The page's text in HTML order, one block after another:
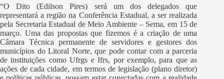
“O Dito (Edilson Pires) será um dos delegados que
representará a região na Conferência Estadual, a ser realizada
pela Secretaria Estadual de Meio Ambiente – Sema, em 15 de
março. Uma das propostas que fizemos é a criação de uma
Câmara Técnica permanente de servidores e gestores dos
municípios do Litoral Norte, que pode contar com a parceria
de instituições como Ufrgs e Ifrs, por exemplo, para que as
ações de cada cidade, em termos de legislação (plano diretor)